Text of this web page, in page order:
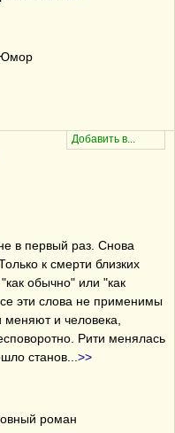
в первый раз. Снова
к смерти близких
обычно" или "как
эти слова не применимы
и человека,
Рити менялась
станов
>>
роман